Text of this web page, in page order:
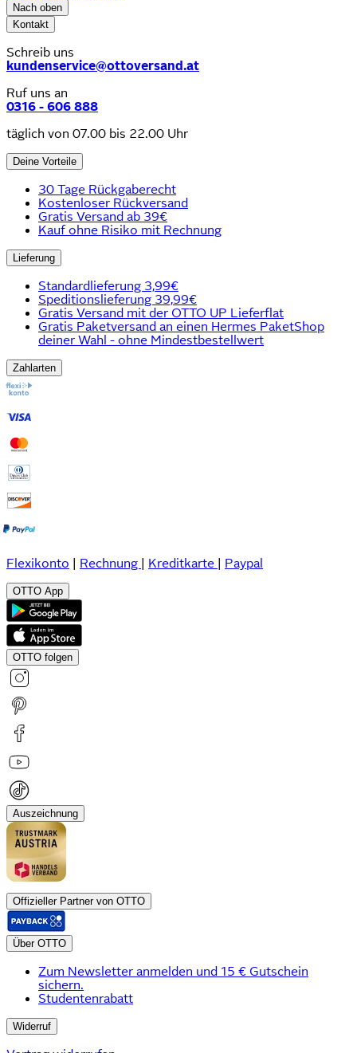
Nach oben
Kontakt
Schreib uns
kundenservice@ottoversand.at
Ruf uns an
0316 - 606 888
täglich von 07.00 bis 22.00 Uhr
Deine Vorteile
30 Tage Rückgaberecht
Kostenloser Rückversand
Gratis Versand ab 39€
Kauf ohne Risiko mit Rechnung
Lieferung
Standardlieferung 3,99€
Speditionslieferung 39,99€
Gratis Versand mit der OTTO UP Lieferflat
Gratis Paketversand an einen Hermes PaketShop
deiner Wahl - ohne Mindestbestellwert
Zahlarten
Flexikonto Rechnung Kreditkarte Paypal
OTTO App
OTTO folgen
Auszeichnung
Offizieller Partner von OTTO
Über OTTO
Zum Newsletter anmelden und 15 € Gutschein
sichern.
Studentenrabatt
Widerruf